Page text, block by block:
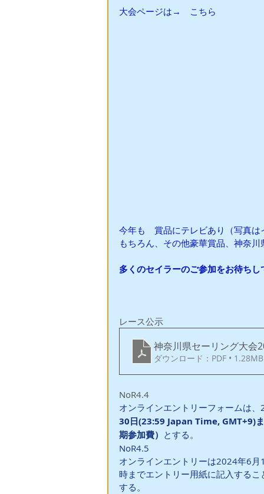
大会ページは→ こちら
今年も　賞品にテレビあり（写真は
もちろん、その他豪華賞品、神奈
多くのセイラーのご参加をお待ちし
レース公示
神奈川県セーリング大会
ダウンロード：PDF • 1.28MB
NoR4.4
オンラインエントリーフォームは
30日(23:59 Japan Time, GMT+9)
期参加費） とする。
NoR4.5
オンラインエントリーは2024年6
時までエントリー用紙に記入する
する。